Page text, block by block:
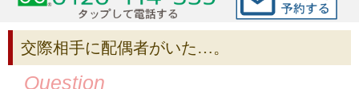
交際相手に配偶者がいた…。